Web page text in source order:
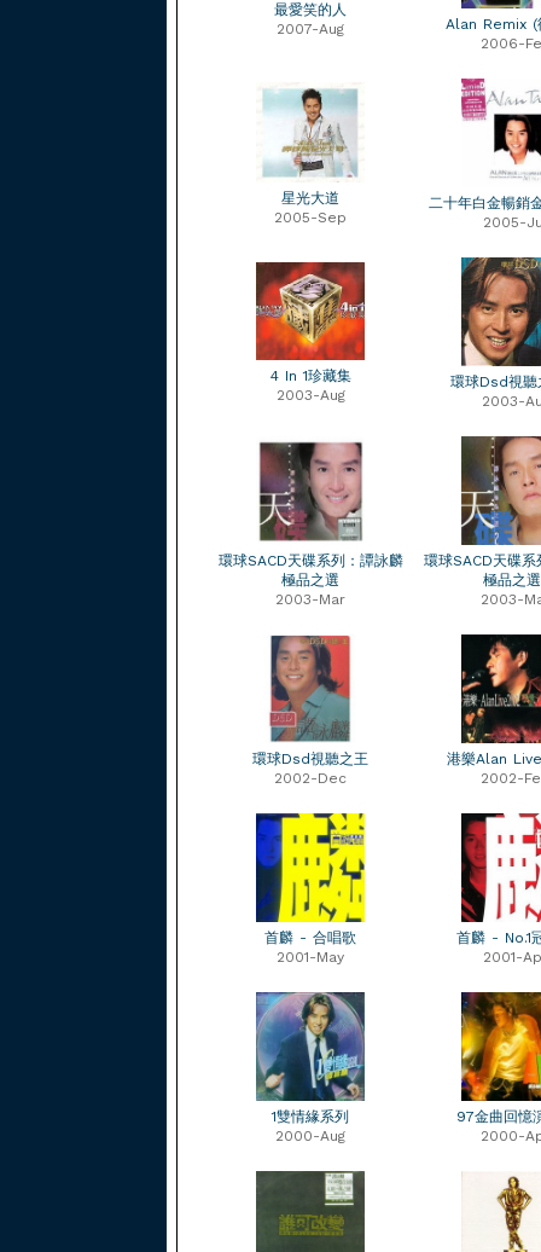
最愛笑的人
2007-Aug
Alan Remix (
2006-
星光大道
2005-Sep
二十年白金暢銷
2005-
4 In 1珍藏集
2003-Aug
環球Dsd視
2003-
環球SACD天碟系列：譚詠麟
極品之選
2003-Mar
環球SACD天碟系
極品之
2003-
環球Dsd視聽之王
2002-Dec
港樂Alan
2002-
首麟 - 合唱歌
2001-May
首麟 - No.1
2001-
1雙情緣系列
2000-Aug
97金曲回憶
2000-